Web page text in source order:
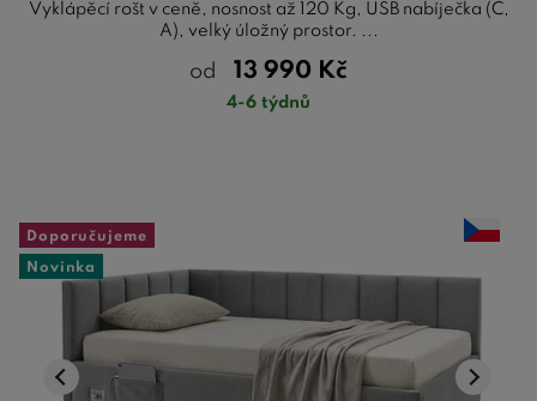
Vyklápěcí rošt v ceně, nosnost až 120 Kg, USB nabíječka (C,
A), velký úložný prostor. ...
od 13 990 Kč
4-6 týdnů
Doporučujeme
Novinka